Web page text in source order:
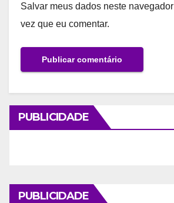
Salvar meus dados neste
vez que eu comentar.
PUBLICIDADE
PUBLICIDADE